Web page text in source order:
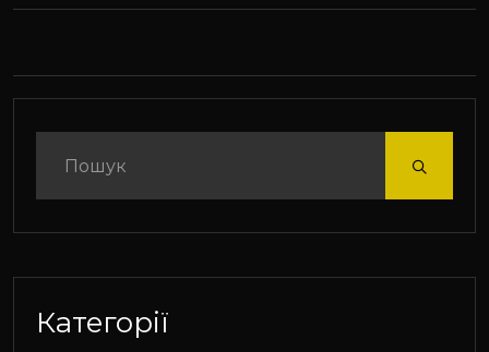
Категорії